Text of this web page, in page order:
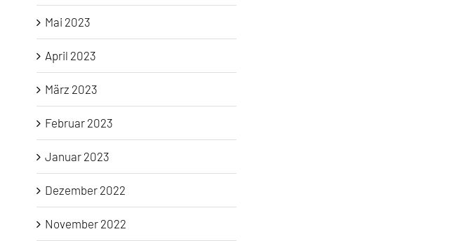
Mai 2023
April 2023
März 2023
Februar 2023
Januar 2023
Dezember 2022
November 2022